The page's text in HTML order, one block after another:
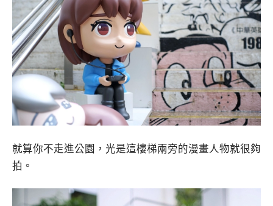
就算你不走進公園，光是這樓梯兩旁的漫畫人物就很夠
拍。